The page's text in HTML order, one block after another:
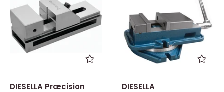
DIESELLA Præcision
DIESELLA